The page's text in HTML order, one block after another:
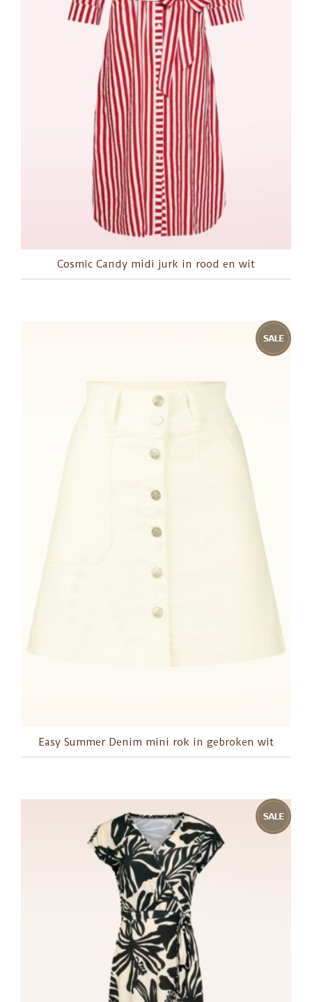
Cosmic Candy midi jurk in rood en wit
Easy Summer Denim mini rok in gebroken wit